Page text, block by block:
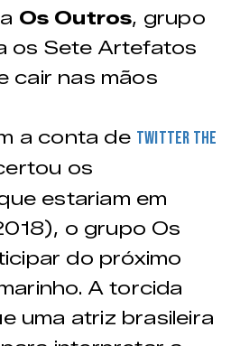
Os Outros, grupo
os Sete Artefatos
cair nas mãos
a conta de Twitter The
os
estariam em
o grupo Os
do próximo
A torcida
uma atriz brasileira